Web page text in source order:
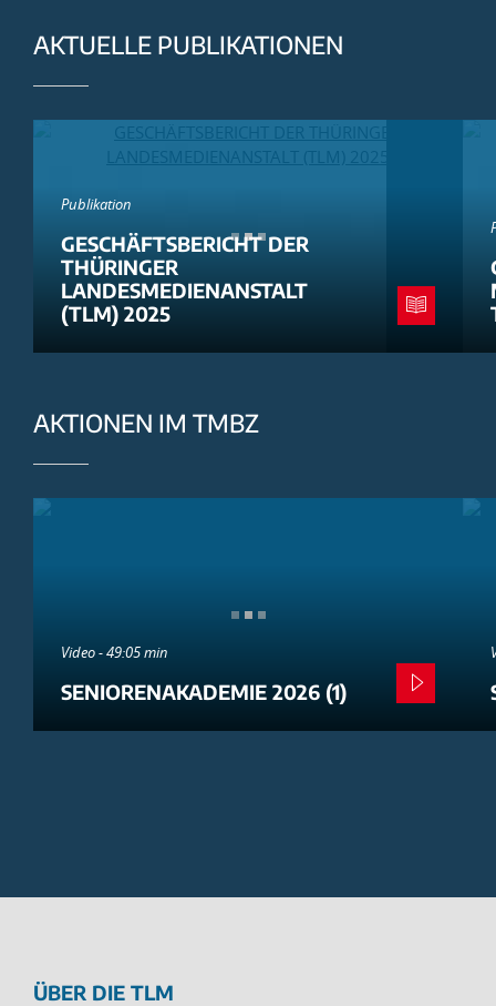
AKTUELLE PUBLIKATIONEN
Publikation
GESCHÄFTSBERICHT DER
THÜRINGER
LANDESMEDIENANSTALT
(TLM) 2025
AKTIONEN IM TMBZ
Video - 49:05 min
SENIORENAKADEMIE 2026 (1)
ÜBER DIE TLM